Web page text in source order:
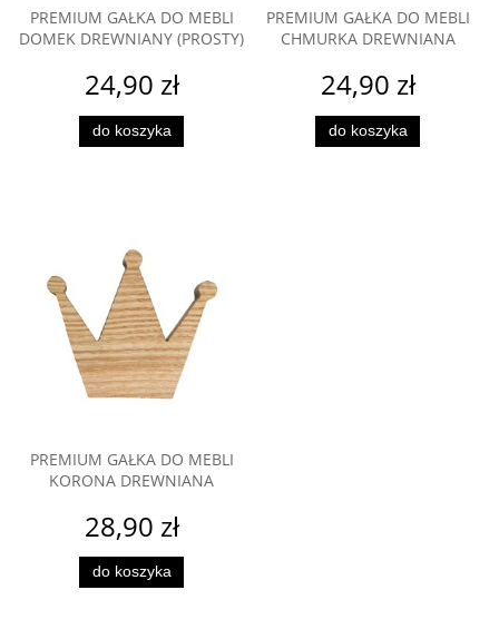
PREMIUM GAŁKA DO MEBLI
DOMEK DREWNIANY (PROSTY)
24,90 zł
do koszyka
PREMIUM GAŁKA DO MEBLI
CHMURKA DREWNIANA
24,90 zł
do koszyka
PREMIUM GAŁKA DO MEBLI
KORONA DREWNIANA
28,90 zł
do koszyka